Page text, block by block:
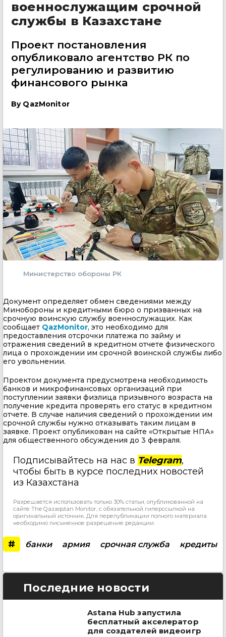
военнослужащим срочной
службы в Казахстане
Проект постановления
опубликовало агентство РК по
регулированию и развитию
финансового рынка
By QazMonitor
Министерство обороны РК
Документ определяет обмен сведениями между
Минобороны и кредитными бюро о призванных на
срочную воинскую службу военнослужащих. Как
сообщает QazMonitor, это необходимо для
предоставления отсрочки платежа по займу и
отражения сведений в кредитном отчете физического
лица о прохождении им срочной воинской службы либо
его увольнении.
Проектом документа предусмотрена необходимость
банков и микрофинансовых организаций при
поступлении заявки физлица призывного возраста на
получение кредита проверять его статус в кредитном
отчете. В случае наличия сведений о прохождении им
срочной службы нужно отказывать таким лицам в
заявке. Проект опубликован на сайте «Открытые НПА»
для общественного обсуждения до 3 февраля.
Подписывайтесь на нас в Telegram,
чтобы быть в курсе последних новостей
из Казахстана
Разрешается использовать только 30% статьи, опубликованной на
сайте The Qazaqstan Monitor, с обязательной гиперссылкой на
оригинальный источник. Для перепубликации полного материала
необходимо письменное разрешение редакции.
# банки армия срочная служба кредиты
Последние новости
Astana Hub запустила
бесплатный акселератор
для создателей видеоигр